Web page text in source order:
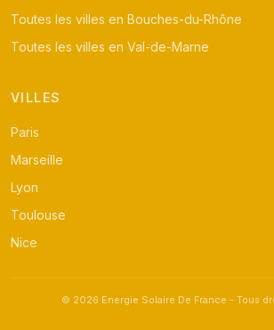
Toutes les villes en Bouches-du-Rhône
Toutes les villes en Val-de-Marne
VILLES
Paris
Marseille
Lyon
Toulouse
Nice
© 2026 Energie Solaire De France - Tous